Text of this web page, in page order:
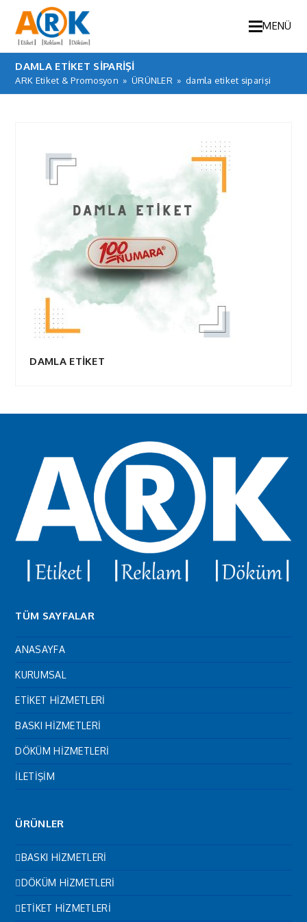
MENÜ
DAMLA ETIKET SIPARIŞI
ARK Etiket & Promosyon » ÜRÜNLER » damla etiket siparişi
DAMLA ETİKET
TÜM SAYFALAR
ANASAYFA
KURUMSAL
ETİKET HİZMETLERİ
BASKI HİZMETLERİ
DÖKÜM HİZMETLERİ
İLETİŞİM
ÜRÜNLER
BASKI HİZMETLERİ
DÖKÜM HİZMETLERİ
ETİKET HİZMETLERİ